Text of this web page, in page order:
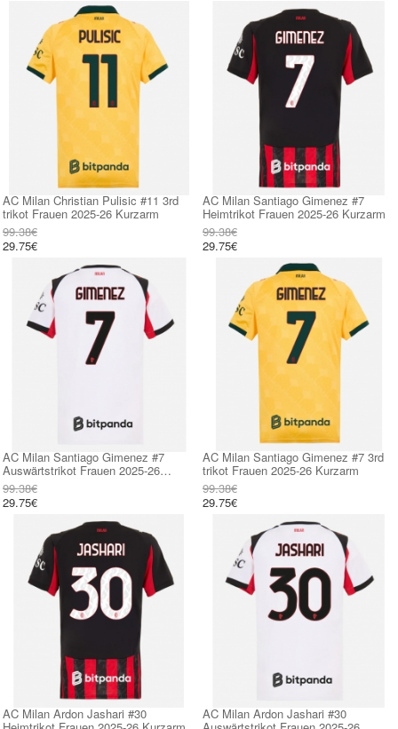
AC Milan Christian Pulisic #11 3rd
trikot Frauen 2025-26 Kurzarm
99.38€
29.75€
AC Milan Santiago Gimenez #7
Heimtrikot Frauen 2025-26 Kurzarm
99.38€
29.75€
AC Milan Santiago Gimenez #7
Auswärtstrikot Frauen 2025-26
Kurzarm
99.38€
29.75€
AC Milan Santiago Gimenez #7 3rd
trikot Frauen 2025-26 Kurzarm
99.38€
29.75€
AC Milan Ardon Jashari #30 AC Milan Ardon Jashari #30